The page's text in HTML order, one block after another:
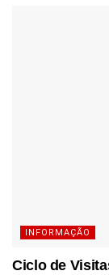
INFORMAÇÃO
Ciclo de